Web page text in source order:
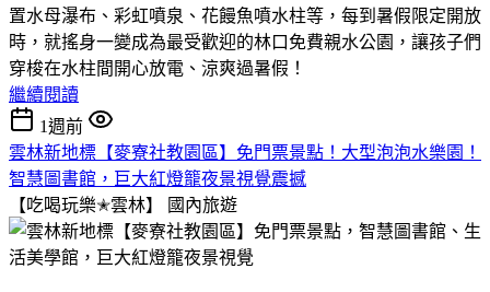
置水母瀑布、彩虹噴泉、花饅魚噴水柱等，每到暑假限定開放
時，就搖身一變成為最受歡迎的林口免費親水公園，讓孩子們
穿梭在水柱間開心放電、涼爽過暑假！
繼續閱讀
1週前
雲林新地標【麥寮社教園區】免門票景點！大型泡泡水樂園！
智慧圖書館，巨大紅燈籠夜景視覺震撼
【吃喝玩樂✭雲林】
國內旅遊